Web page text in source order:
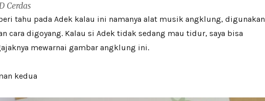
Cerdas
tahu pada Adek kalau ini namanya alat musik angklung, digunakan
cara digoyang. Kalau si Adek tidak sedang mau tidur, saya bisa
mewarnai gambar angklung ini.
kedua